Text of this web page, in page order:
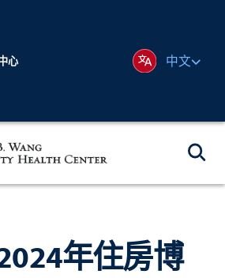
心 中文
年住房博